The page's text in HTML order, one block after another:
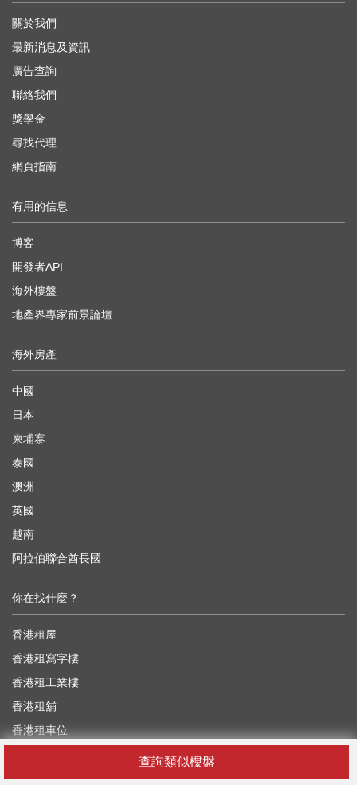
查詢類似樓盤
關於我們
最新消息及資訊
廣告查詢
聯絡我們
獎學金
尋找代理
網頁指南
有用的信息
博客
開發者API
海外樓盤
地產界專家前景論壇
海外房產
中國
日本
柬埔寨
泰國
澳洲
英國
越南
阿拉伯聯合酋長國
你在找什麼？
香港租屋
香港租寫字樓
香港租工業樓
香港租舖
香港租車位
香港買寫字樓